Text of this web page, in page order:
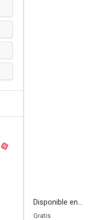
N
Disponible en...
Gratis